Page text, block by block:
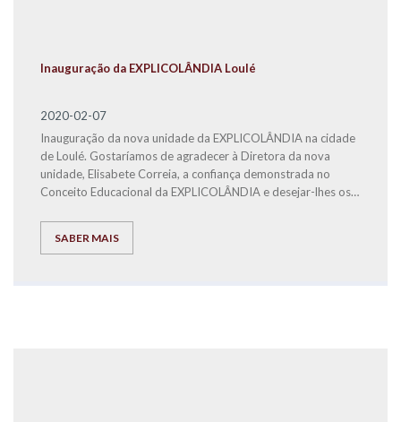
Inauguração da EXPLICOLÂNDIA Loulé
2020-02-07
Inauguração da nova unidade da EXPLICOLÂNDIA na cidade
de Loulé. Gostaríamos de agradecer à Diretora da nova
unidade, Elisabete Correia, a confiança demonstrada no
Conceito Educacional da EXPLICOLÂNDIA e desejar-lhes os
SABER MAIS